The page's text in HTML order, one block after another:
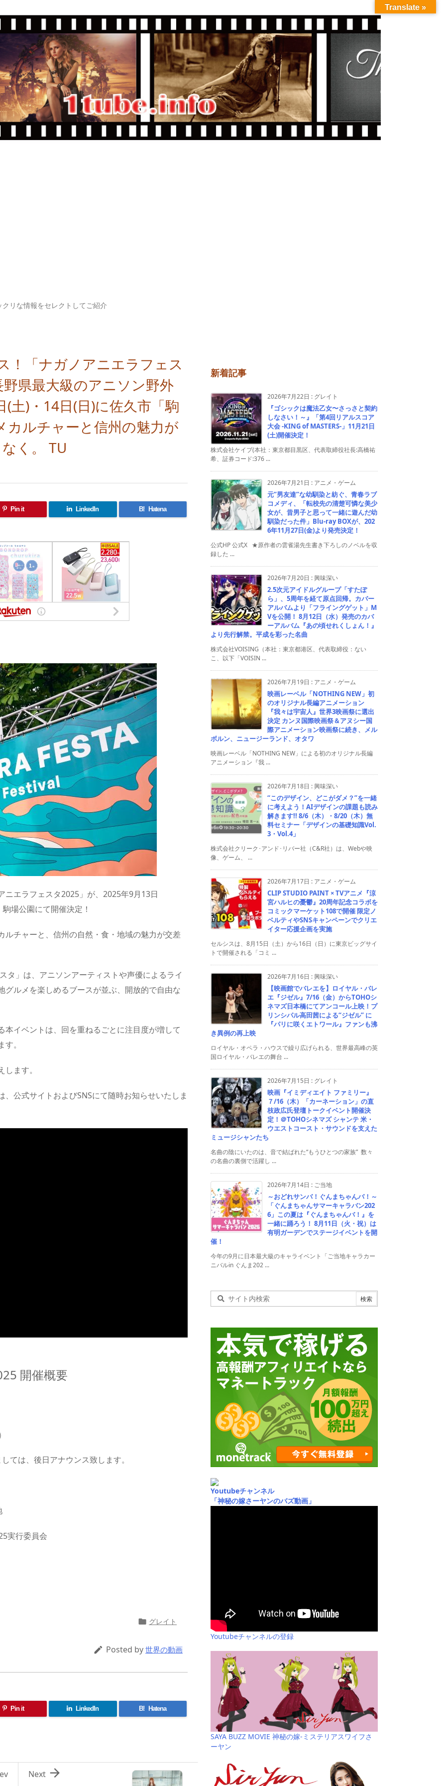
リな情報をセレクトしてご紹介
！「ナガノアニエラフェス
県最大級のアニソン野外
土)・14日(日)に佐久市「駒
カルチャーと信州の魅力が
く。 TU
Pin it LinkedIn B! Hatena
エラフェスタ2025」が、2025年9月13日
場公園にて開催決定！
チャーと、信州の自然・食・地域の魅力が交差
タ」は、アニソンアーティストや声優によるライ
ルメを楽しめるブースが並ぶ、開放的で自由な
イベントは、回を重ねるごとに注目度が増して
。
ます。
公式サイトおよびSNSにて随時お知らせいたしま
開催概要
ては、後日アナウンス致します。
実行委員会
 グレイト
 Posted by 世界の動画
Pin it LinkedIn B! Hatena

Next
新着記事
2026年7月22日 : グレイト
『ゴシックは魔法乙女〜さっさと契約
しなさい！～』「第4回リアルスコア
大会 -KING of MASTERS-」11月21日
(土)開催決定！
株式会社ケイブ(本社：東京都目黒区、代表取締役社長:高橋祐
希、証券コード:376 ...
2026年7月21日 : アニメ・ゲーム
元”男友達”な幼馴染と紡ぐ、青春ラブ
コメディ、「転校先の清楚可憐な美少
女が、昔男子と思って一緒に遊んだ幼
馴染だった件」Blu-ray BOXが、202
6年11月27日(金)より発売決定！
公式HP 公式X ★原作者の雲雀湯先生書き下ろしのノベルを収
録した ...
2026年7月20日 :興味深い
2.5次元アイドルグループ「すたぽ
ら」、5周年を経て原点回帰。カバー
アルバムより「フライングゲット」M
Vを公開！ 8月12日（水）発売のカバ
ーアルバム『あの頃せれくしょん！』
より先行解禁。平成を彩った名曲
株式会社VOISING（本社：東京都港区、代表取締役：ない
こ、以下「VOISIN ...
2026年7月19日 : アニメ・ゲーム
映画レーベル「NOTHING NEW」初
のオリジナル長編アニメーション
『我々は宇宙人』世界3映画祭に選出
決定 カンヌ国際映画祭＆アヌシー国
際アニメーション映画祭に続き、メル
ボルン、ニュージーランド、オタワ
映画レーベル「NOTHING NEW」による初のオリジナル長編
アニメーション『我 ...
2026年7月18日 :興味深い
“このデザイン、どこがダメ？”を一緒
に考えよう！AIデザインの課題も読み
解きます!! 8/6（木）・8/20（木）無
料セミナー「デザインの基礎知識Vol.
3・Vol.4」
株式会社クリーク･アンド･リバー社（C&R社）は、Webや映
像、ゲーム、 ...
2026年7月17日 : アニメ・ゲーム
CLIP STUDIO PAINT × TVアニメ『涼
宮ハルヒの憂鬱』20周年記念コラボを
コミックマーケット108で開催 限定ノ
ベルティやSNSキャンペーンでクリエ
イター応援企画を実施
セルシスは、8月15日（土）から16日（日）に東京ビッグサイ
トで開催される「コミ ...
2026年7月16日 :興味深い
【映画館でバレエを】ロイヤル・バレ
エ『ジゼル』7/16（金）からTOHOシ
ネマズ日本橋にてアンコール上映！プ
リンシパル高田茜による“ジゼル” に
『パリに咲くエトワール』ファンも沸
き異例の再上映
ロイヤル・オペラ・ハウスで繰り広げられる、世界最高峰の英
国ロイヤル・バレエの舞台 ...
2026年7月15日 : グレイト
映画『イミディエイト ファミリー』
７/16（木）「カーネーション」の直
枝政広氏登壇トークイベント開催決
定！＠TOHOシネマズ シャンテ 米・
ウエストコースト・サウンドを支えた
ミュージシャンたち
名曲の陰にいたのは、音で結ばれた“もうひとつの家族” 数々
の名曲の裏側で活躍し ...
2026年7月14日 : ご当地
～おどれサンバ！ぐんまちゃんバ！～
「ぐんまちゃんサマーキャラバン202
6」この夏は『ぐんまちゃんバ！』を
一緒に踊ろう！ 8月11日（火・祝）は
有明ガーデンでステージイベントを開
催！
今年の9月に日本最大級のキャライベント「ご当地キャラカー
ニバルin ぐんま202 ...
Youtubeチャンネル
「神秘の嫁さーヤンのバズ動画」
Youtubeチャンネルの登録
SAYA BUZZ MOVIE 神秘の嫁-ミステリアスワイフさ
ーヤン
Translate »